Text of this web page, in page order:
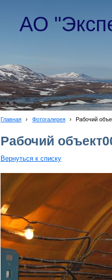
АО
Главная › Фотогалерея › Рабочий
Рабочий
Вернуться к списку